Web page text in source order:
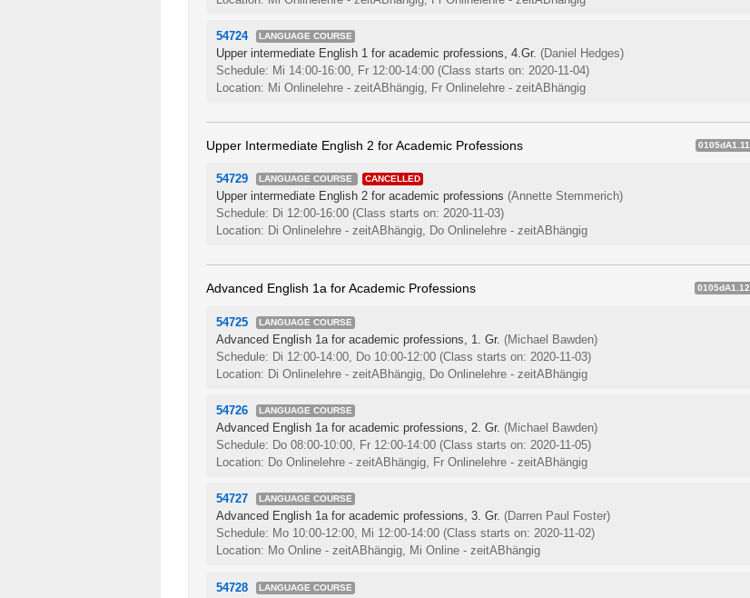
54724 LANGUAGE COURSE
Upper intermediate English 1 for academic professions, 4.Gr. (Daniel Hedges)
Schedule: Mi 14:00-16:00, Fr 12:00-14:00 (Class starts on: 2020-11-04)
Location: Mi Onlinelehre - zeitABhängig, Fr Onlinelehre - zeitABhängig
Upper Intermediate English 2 for Academic Professions 0105dA1.11
54729 LANGUAGE COURSE CANCELLED
Upper intermediate English 2 for academic professions (Annette Stemmerich)
Schedule: Di 12:00-16:00 (Class starts on: 2020-11-03)
Location: Di Onlinelehre - zeitABhängig, Do Onlinelehre - zeitABhängig
Advanced English 1a for Academic Professions 0105dA1.12
54725 LANGUAGE COURSE
Advanced English 1a for academic professions, 1. Gr. (Michael Bawden)
Schedule: Di 12:00-14:00, Do 10:00-12:00 (Class starts on: 2020-11-03)
Location: Di Onlinelehre - zeitABhängig, Do Onlinelehre - zeitABhängig
54726 LANGUAGE COURSE
Advanced English 1a for academic professions, 2. Gr. (Michael Bawden)
Schedule: Do 08:00-10:00, Fr 12:00-14:00 (Class starts on: 2020-11-05)
Location: Do Onlinelehre - zeitABhängig, Fr Onlinelehre - zeitABhängig
54727 LANGUAGE COURSE
Advanced English 1a for academic professions, 3. Gr. (Darren Paul Foster)
Schedule: Mo 10:00-12:00, Mi 12:00-14:00 (Class starts on: 2020-11-02)
Location: Mo Online - zeitABhängig, Mi Online - zeitABhängig
54728 LANGUAGE COURSE